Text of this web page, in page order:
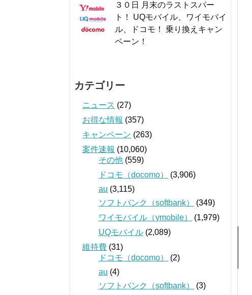
３０日 月末のラストスパー
ト！ UQモバイル、ワイモバイ
ル、ドコモ！ 乗り換えキャン
ペーン！
カテゴリー
ニュース (27)
お得な情報 (357)
キャンペーン (263)
案件速報 (10,060)
その他 (559)
ドコモ（docomo）
(3,906)
au (3,115)
ソフトバンク（softbank）
(349)
ワイモバイル（ymobile）
(1,979)
UQモバイル (2,089)
維持費 (31)
ドコモ（docomo）
(2)
au (4)
ソフトバンク（softbank）
(3)